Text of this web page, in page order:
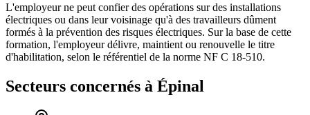
L'employeur ne peut confier des opérations sur des installations
électriques ou dans leur voisinage qu'à des travailleurs dûment
formés à la prévention des risques électriques. Sur la base de cette
formation, l'employeur délivre, maintient ou renouvelle le titre
d'habilitation, selon le référentiel de la norme NF C 18-510.
Secteurs concernés à Épinal